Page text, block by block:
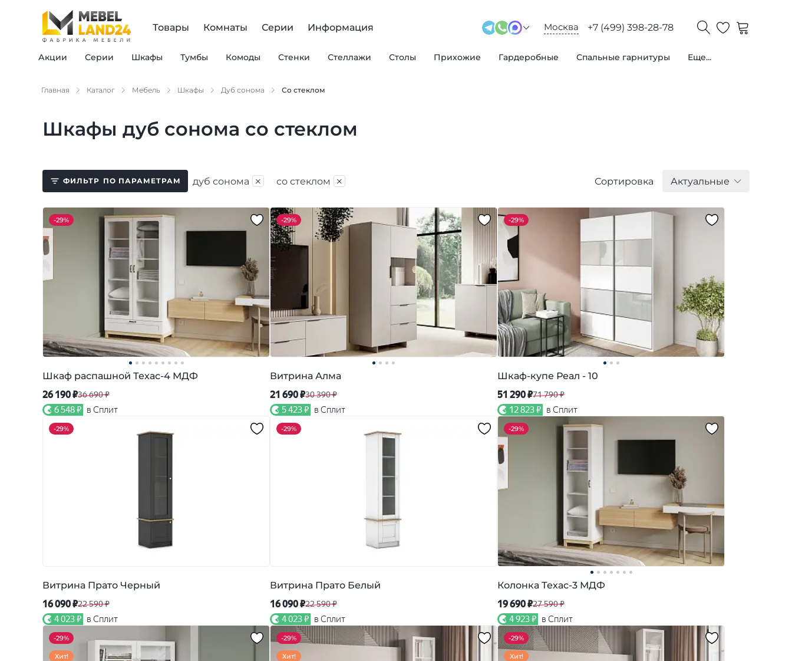
Товары
Акции Серии Шкафы Тумбы Комоды Стенки Стеллажи Столы Прихожие Гардеробные Спальные гарнитуры Еще...
Комнаты Серии Информация Москва +7 (499) 398-28-78
Главная Каталог Мебель Шкафы Дуб сонома Со стеклом
Шкафы дуб сонома со стеклом
ФИЛЬТР ПО ПАРАМЕТРАМ дуб сонома × со стеклом × Сортировка Актуальные
-29%
Шкаф распашной Техас-4 МДФ
26 190 ₽36 690 ₽
6 548 ₽ в Сплит
-29%
Витрина Алма
21 690 ₽30 390 ₽
5 423 ₽ в Сплит
-29%
Шкаф-купе Реал - 10
51 290 ₽71 790 ₽
12 823 ₽ в Сплит
-29%
Витрина Прато Черный
16 090 ₽22 590 ₽
4 023 ₽ в Сплит
-29%
Витрина Прато Белый
16 090 ₽22 590 ₽
4 023 ₽ в Сплит
-29%
Колонка Техас-3 МДФ
19 690 ₽27 590 ₽
4 923 ₽ в Сплит
-29%
Хит!
-29%
Хит!
-29%
Хит!